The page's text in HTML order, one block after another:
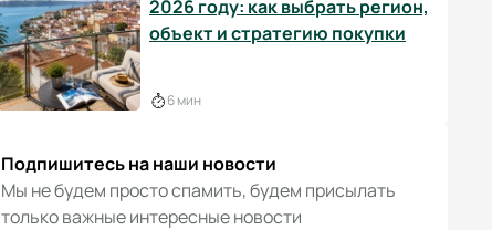
2026 году: как выбрать регион,
объект и стратегию покупки
6 мин
Подпишитесь на наши новости
Мы не будем просто спамить, будем присылать
только важные интересные новости